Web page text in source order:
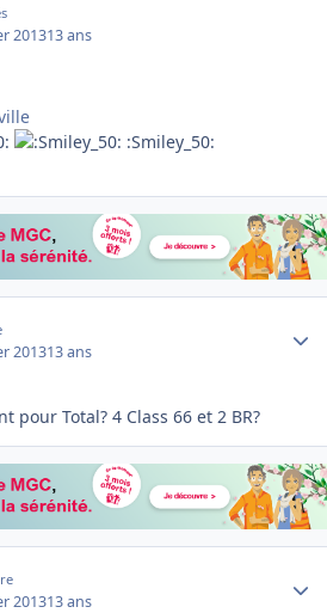
201313 ans
:Smiley_50:
201313 ans
pour Total? 4 Class 66 et 2 BR?
201313 ans